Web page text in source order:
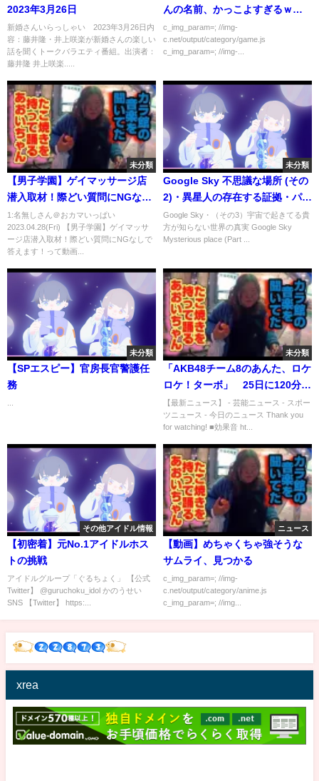
2023年3月26日
新婚さんいらっしゃい 2023年3月26日内
容：藤井隆・井上咲楽が新婚さんの楽しい
話を聞くトークバラエティ番組。出演者：
藤井隆 井上咲楽.....
んの名前、かっこよすぎるｗｗ
ｗｗｗ
c_img_param=; //img-
c.net/output/category/game.js
c_img_param=; //img-...
未分類
【男子学園】ゲイマッサージ店
潜入取材！際どい質問にNGなし
で答えます！
1:名無しさん＠おカマいっぱい
2023.04.28(Fri) 【男子学園】ゲイマッサ
ージ店潜入取材！際どい質問にNGなしで
答えます！って動画...
未分類
Google Sky 不思議な場所 (その
2)・異星人の存在する証拠・パイ
プライン型構造物は太陽系内に
地球から約8億8000万Ｋに建設さ
れている真実！
Google Sky・（その3）宇宙で起きてる貴
方が知らない世界の真実 Google Sky
Mysterious place (Part ...
未分類
【SPエスピー】官房長官警護任
務
未分類
「AKB48チーム8のあんた、ロケ
ロケ！ターボ」 25日に120分
SP放送！ 豪華3本立て
【最新ニュース】 - 芸能ニュース - スポー
ツニュース - 今日のニュース Thank you
for watching! ■効果音 ht...
その他アイドル情報
【初密着】元No.1アイドルホス
トの挑戦
アイドルグループ「ぐるちょく」 【公式
Twitter】 @guruchoku_idol かのうせい
SNS 【Twitter】 https:...
ニュース
【動画】めちゃくちゃ強そうな
サムライ、見つかる
c_img_param=; //img-
c.net/output/category/anime.js
c_img_param=; //img...
xrea